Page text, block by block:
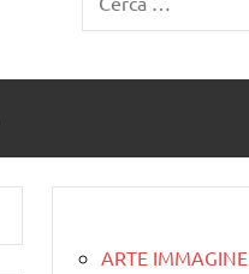
per:
ARTE IMMAGINE